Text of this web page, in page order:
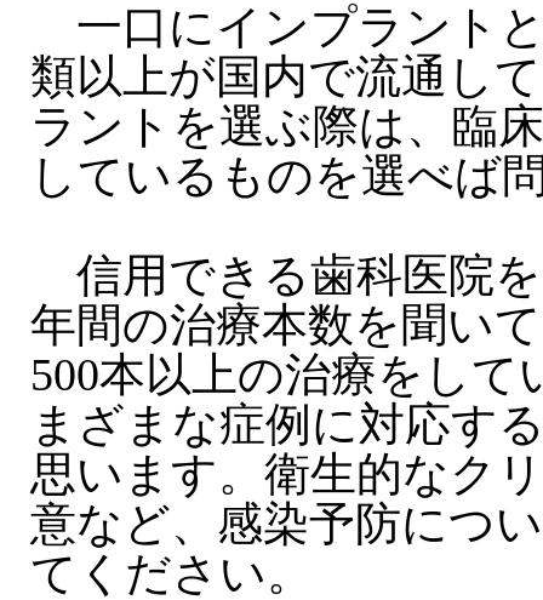
一口にインプラント
類以上が国内で流通し
ラントを選ぶ際は、臨
しているものを選べば
信用できる歯科医院
年間の治療本数を聞い
500本以上の治療をして
まざまな症例に対応す
思います。衛生的なク
意など、感染予防につ
てください。